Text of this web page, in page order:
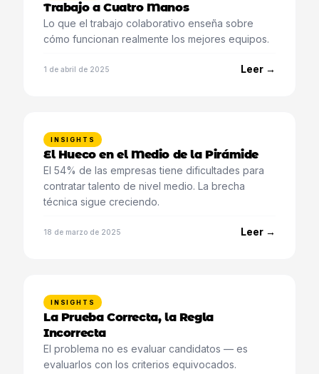
Trabajo a Cuatro Manos
Lo que el trabajo colaborativo enseña sobre
cómo funcionan realmente los mejores equipos.
1 de abril de 2025 Leer →
INSIGHTS
El Hueco en el Medio de la Pirámide
El 54% de las empresas tiene dificultades para
contratar talento de nivel medio. La brecha
técnica sigue creciendo.
18 de marzo de 2025 Leer →
INSIGHTS
La Prueba Correcta, la Regla
Incorrecta
El problema no es evaluar candidatos — es
evaluarlos con los criterios equivocados.